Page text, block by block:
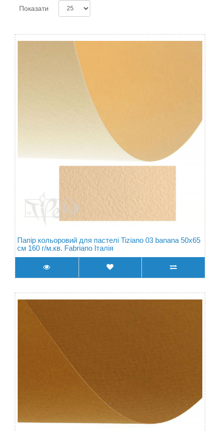
Показати
Папір кольоровий для пастелі Tiziano 03 banana 50х65
см 160 г/м.кв. Fabriano Італія